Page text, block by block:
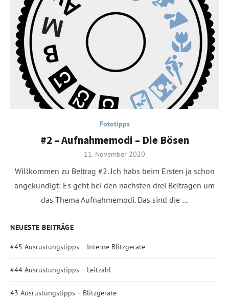
Fototipps
#2 – Aufnahmemodi – Die Bösen
Posted
11. November 2020
Willkommen zu Beitrag #2. Ich habs beim Ersten ja schon
angekündigt: Es geht bei den nächsten drei Beiträgen um
das Thema Aufnahmemodi. Das sind die …
NEUESTE BEITRÄGE
#45 Ausrüstungstipps – Interne Blitzgeräte
#44 Ausrüstungstipps – Leitzahl
43 Ausrüstungstipps – Blitzgeräte